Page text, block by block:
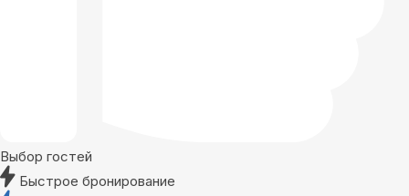
Выбор гостей
Быстрое бронирование